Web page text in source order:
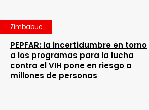
Zimbabue
PEPFAR: la incertidumbre en torno
a los programas para la lucha
contra el VIH pone en riesgo a
millones de personas